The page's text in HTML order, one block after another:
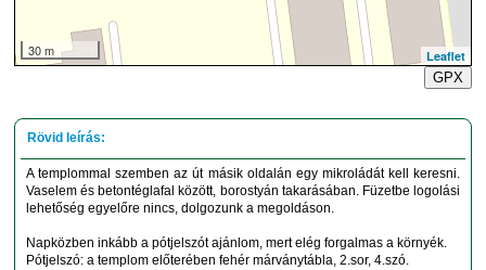
30 m
Leaflet
GPX
A templommal szemben az út másik oldalán egy mikroládát kell keresni.
Vaselem és betontéglafal között, borostyán takarásában. Füzetbe logolási
lehetőség egyelőre nincs, dolgozunk a megoldáson.
Napközben inkább a pótjelszót ajánlom, mert elég forgalmas a környék.
Pótjelszó: a templom előterében fehér márványtábla, 2.sor, 4.szó.